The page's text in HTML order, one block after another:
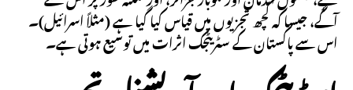
آگے، جیسا کہ کچھ تجزیوں میں قیاس کیا گیا ہے (مثلاً اسرائیل)۔
اس سے پاکستان کے سٹریٹجک اثرات میں توسیع ہوتی ہے۔